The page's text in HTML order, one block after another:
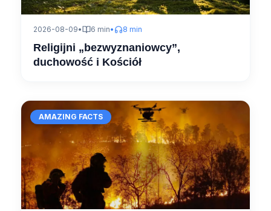
2026-08-09• 6 min• 8 min
Religijni „bezwyznaniowcy”,
duchowość i Kościół
AMAZING FACTS